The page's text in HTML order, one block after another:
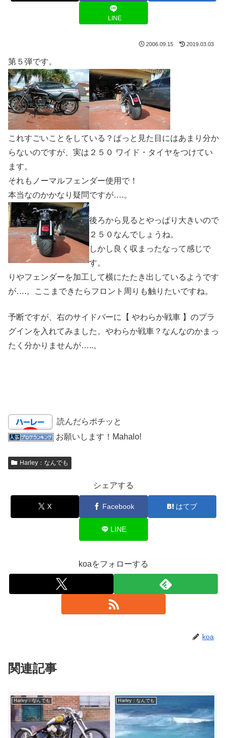
LINE
2006.09.15 2019.03.03
第５弾です。
これすごいことをしている？ぱっと見た目にはあまり分か
らないのですが、実は２５０ ワイド・タイヤをつけてい
ます。
それもノーマルフェンダー使用で！
本当なのかかなり疑問ですが….。
後ろから見るとやっぱり大きいので
２５０なんでしょうね。
しかし良く収まったなって感じで
す。
りやフェンダーを加工して横にたたき出しているようです
が….。ここまできたらフロント周りも触りたいですね。
予断ですが、右のサイドバーに【 やわらか戦車 】のプラ
グインを入れてみました。やわらか戦車？なんなのかまっ
たく分かりませんが…..。
読んだらポチッと
お願いします！Mahalo!
Harley：なんでも
シェアする
X Facebook はてブ
LINE
koaをフォローする
koa
関連記事
Harley：なんでも Harley：なんでも